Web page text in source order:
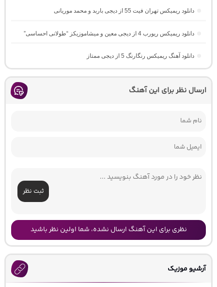
دانلود ریمیکس تهران فیت 55 از دیجی باربد و محمد موریانی
دانلود ریمیکس ریورب 4 از دیجی معین و میشاموزیکز “طولانی احساسی”
دانلود آهنگ ریمیکس رنگارنگ 5 از دیجی ممتاز
ارسال نظر برای این آهنگ
ثبت نظر
نظری برای این آهنگ ارسال نشده، شما اولین نظر باشید
آرشیو موزیک